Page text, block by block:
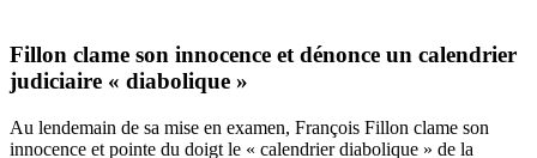
Fillon clame son innocence et dénonce un calendrier
judiciaire « diabolique »
Au lendemain de sa mise en examen, François Fillon clame son
innocence et pointe du doigt le « calendrier diabolique » de la